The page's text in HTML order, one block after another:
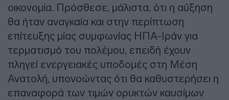
οικονομία. Πρόσθεσε, μάλιστα, ότι η αύξηση
θα ήταν αναγκαία και στην περίπτωση
επίτευξης μίας συμφωνίας ΗΠΑ-Ιράν για
τερματισμό του πολέμου, επειδή έχουν
πληγεί ενεργειακές υποδομές στη Μέση
Ανατολή, υπονοώντας ότι θα καθυστερήσει η
επαναφορά των τιμών ορυκτών καυσίμων